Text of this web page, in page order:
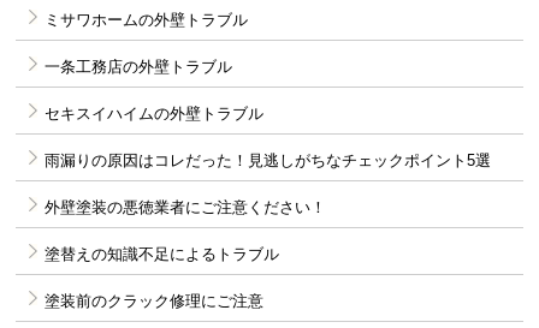
ミサワホームの外壁トラブル
一条工務店の外壁トラブル
セキスイハイムの外壁トラブル
雨漏りの原因はコレだった！見逃しがちなチェックポイント5選
外壁塗装の悪徳業者にご注意ください！
塗替えの知識不足によるトラブル
塗装前のクラック修理にご注意